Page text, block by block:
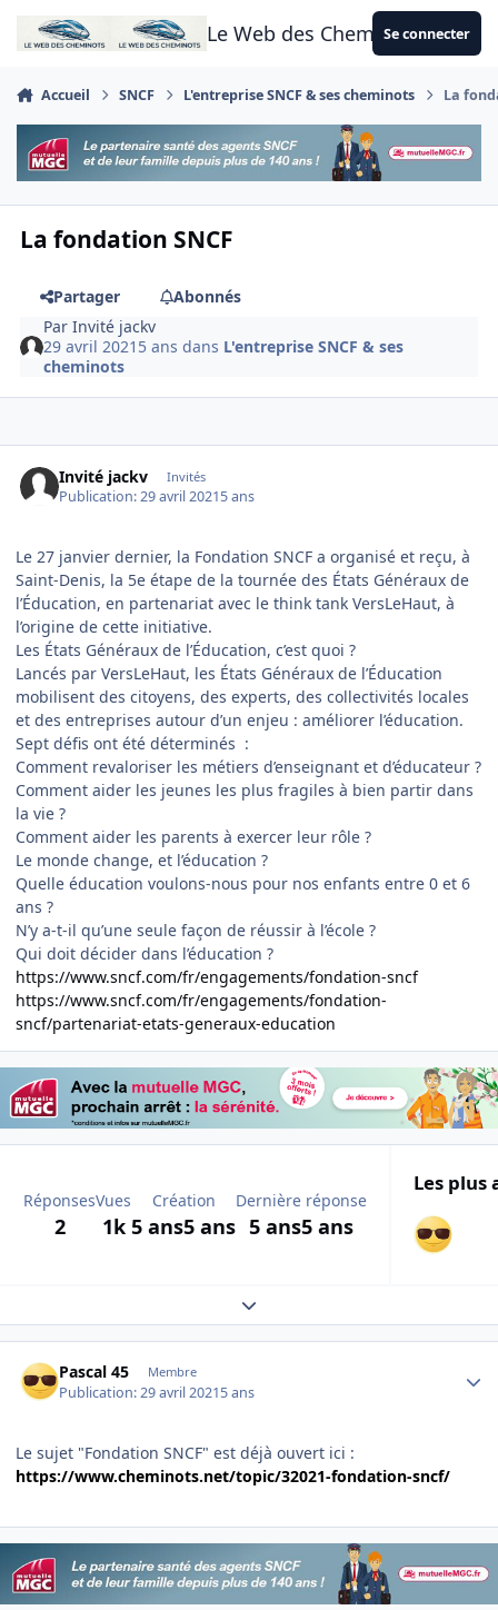
Aller au contenu
Le Web des CheminotsSe connecter
Accueil SNCF L'entreprise SNCF & ses cheminots La
La fondation SNCF
Partager
Abonnés
ParInvité jackv
29 avril 2021 5 ans dans L'entreprise SNCF & ses
cheminots
Invité jackv Invités
Publication:29 avril 20215 ans
Le 27 janvier dernier, la Fondation SNCF a organisé et reçu, à
Saint-Denis, la 5e étape de la tournée des États Généraux de
l’Éducation, en partenariat avec le think tank VersLeHaut, à
l’origine de cette initiative.
Les États Généraux de l’Éducation, c’est quoi ?
Lancés par VersLeHaut, les États Généraux de l’Éducation
mobilisent des citoyens, des experts, des collectivités locales
et des entreprises autour d’un enjeu : améliorer l’éducation.
Sept défis ont été déterminés :
Comment revaloriser les métiers d’enseignant et d’éducateur ?
Comment aider les jeunes les plus fragiles à bien partir dans
la vie ?
Comment aider les parents à exercer leur rôle ?
Le monde change, et l’éducation ?
Quelle éducation voulons-nous pour nos enfants entre 0 et 6
ans ?
N’y a-t-il qu’une seule façon de réussir à l’école ?
Qui doit décider dans l’éducation ?
https://www.sncf.com/fr/engagements/fondation-sncf
https://www.sncf.com/fr/engagements/fondation-
sncf/partenariat-etats-generaux-education
Réponses
2
Vues
1k
Création
5 ans5 ans
Dernière réponse
5 ans5 ans
Les plus
Expand topic overview
Pascal 45 Membre
Publication:29 avril 20215 ans
Le sujet "Fondation SNCF" est déjà ouvert ici :
https://www.cheminots.net/topic/32021-fondation-sncf/